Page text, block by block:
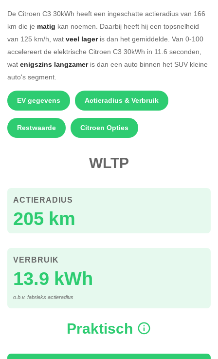
De Citroen C3 30kWh heeft een ingeschatte actieradius van 166
km die je matig kan noemen. Daarbij heeft hij een topsnelheid
van 125 km/h, wat veel lageris dan het gemiddelde. Van 0-100
accelereert de elektrische Citroen C3 30kWh in 11.6 seconden,
wat enigszins langzameris dan een auto binnen het SUV kleine
auto's segment.
EV gegevens Actieradius & Verbruik
Restwaarde Citroen Opties
WLTP
205 km
ACTIERADIUS
13.9 kWh
VERBRUIK
o.b.v. fabrieks actieradius
Praktisch